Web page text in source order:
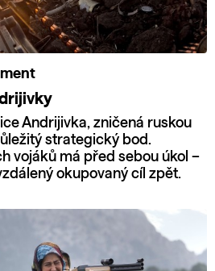
Andrijivka, zničená ruskou
strategický bod.
vojáků má před sebou úkol –
okupovaný cíl zpět.